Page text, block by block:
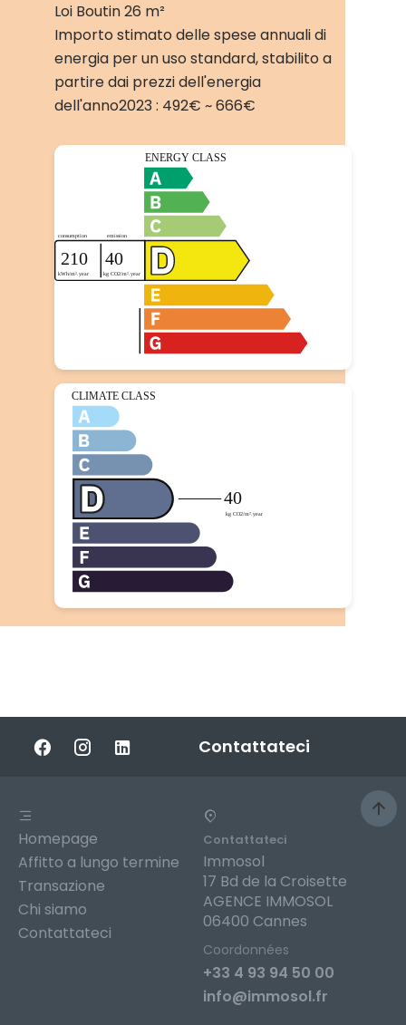
Loi Boutin26 m²
Importo stimato delle spese annuali di
energia per un uso standard, stabilito a
partire dai prezzi dell'energia
dell'anno2023 : 492€ ~ 666€
Contattateci
Homepage
Affitto a lungo termine
Transazione
Chi siamo
Contattateci
Contattateci
Immosol
17 Bd de la Croisette
AGENCE IMMOSOL
06400 Cannes
Coordonnées
+33 4 93 94 50 00
info@immosol.fr